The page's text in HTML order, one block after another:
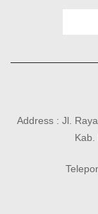
Address : Jl.
Kab.